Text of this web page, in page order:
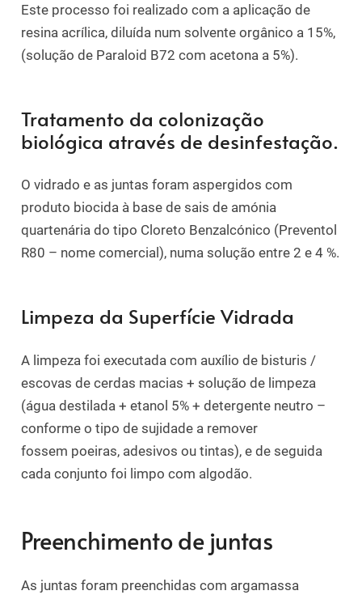
Este processo foi realizado com a aplicação de
resina acrílica, diluída num solvente orgânico a 15%,
(solução de Paraloid B72 com acetona a 5%).
Tratamento da colonização
biológica através de desinfestação.
O vidrado e as juntas foram aspergidos com
produto biocida à base de sais de amónia
quartenária do tipo Cloreto Benzalcónico (Preventol
R80 – nome comercial), numa solução entre 2 e 4 %.
Limpeza da Superfície Vidrada
A limpeza foi executada com auxílio de bisturis /
escovas de cerdas macias + solução de limpeza
(água destilada + etanol 5% + detergente neutro –
conforme o tipo de sujidade a remover
fossem poeiras, adesivos ou tintas), e de seguida
cada conjunto foi limpo com algodão.
Preenchimento de juntas
As juntas foram preenchidas com argamassa